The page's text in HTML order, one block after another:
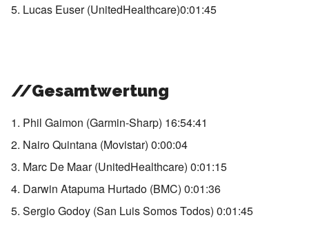
5. Lucas Euser (UnitedHealthcare)0:01:45
//Gesamtwertung
1. Phil Gaimon (Garmin-Sharp) 16:54:41
2. Nairo Quintana (Movistar) 0:00:04
3. Marc De Maar (UnitedHealthcare) 0:01:15
4. Darwin Atapuma Hurtado (BMC) 0:01:36
5. Sergio Godoy (San Luis Somos Todos) 0:01:45